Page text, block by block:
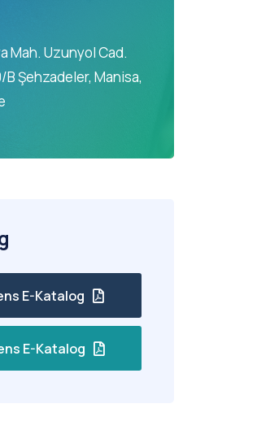
Mah. Uzunyol Cad.
B Şehzadeler, Manisa,
E-Katalog
E-Katalog